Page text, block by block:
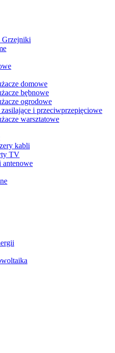
Grzejniki
domowe
bębnowe
ogrodowe
i przeciwprzepięciowe
warsztatowe
kabli
TV
antenowe